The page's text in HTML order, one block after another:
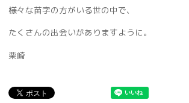
様々な苗字の方がいる世の中で、
たくさんの出会いがありますように。
栗崎